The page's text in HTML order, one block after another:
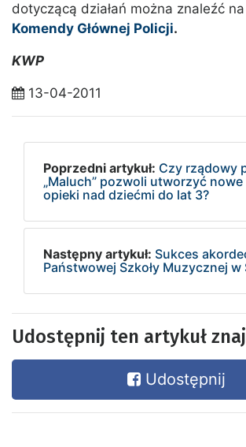
dotyczącą działań można znaleźć
Komendy Głównej Policji.
KWP
13-04-2011
Poprzedni artykuł: Czy rządowy
„Maluch” pozwoli utworzyć nowe
opieki nad dziećmi do lat 3?
Następny artykuł: Sukces
Państwowej Szkoły Muzycznej w
Udostępnij ten artykuł
Udostępnij